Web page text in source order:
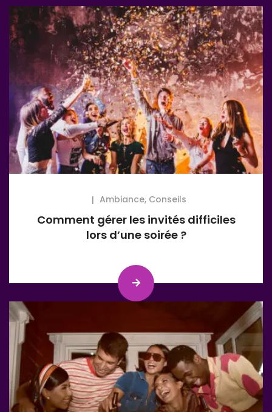
Ambiance, Conseils
Comment gérer les invités difficiles
lors d’une soirée ?